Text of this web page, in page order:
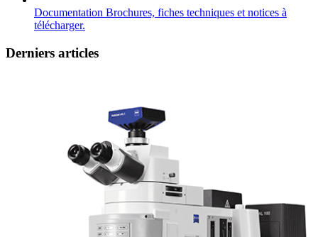
Documentation Brochures, fiches techniques et notices à
télécharger.
Derniers articles